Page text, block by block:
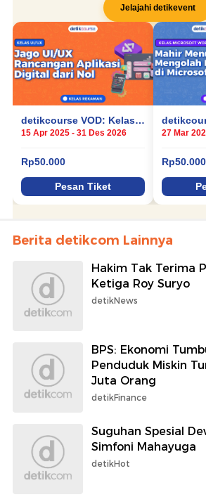
Berita detikcom Lainnya
Hakim Tak Terima
Ketiga Roy Suryo
detikNews
BPS: Ekonomi
Penduduk Miskin
Juta Orang
detikFinance
Suguhan Spesial
Simfoni Mahayuga
detikHot